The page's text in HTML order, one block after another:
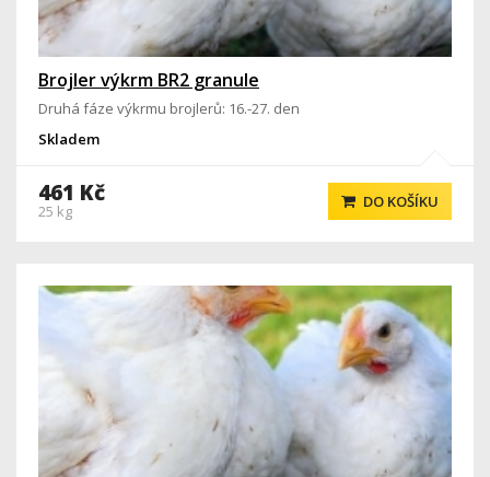
Brojler výkrm BR2 granule
Druhá fáze výkrmu brojlerů: 16.-27. den
Skladem
461 Kč
25 kg DO KOŠÍKU